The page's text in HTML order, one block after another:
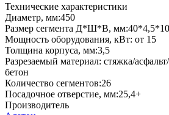
Технические характеристики
Диаметр, мм:450
Размер сегмента Д*Ш*В,
Мощность оборудования, кВт: от 15
Толщина корпуса, мм:3,5
Разрезаемый материал: стяжка/
бетон
Количество сегментов:26
Посадочное отверстие, мм:25,4+
Производитель